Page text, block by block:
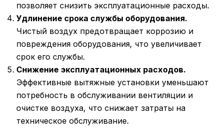
позволяет снизить эксплуатационные расходы.
Удлинение срока службы оборудования.
Чистый воздух предотвращает коррозию и
повреждения оборудования, что увеличивает
срок его службы.
Снижение эксплуатационных расходов.
Эффективные вытяжные установки уменьшают
потребность в обслуживании вентиляции и
очистке воздуха, что снижает затраты на
техническое обслуживание.